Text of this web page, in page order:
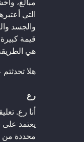
التي
والجسد
قيمة
هي
هلا
رع
أنا رع.
يعتمد
محددة من